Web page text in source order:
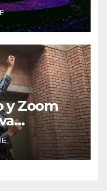
y Zoom